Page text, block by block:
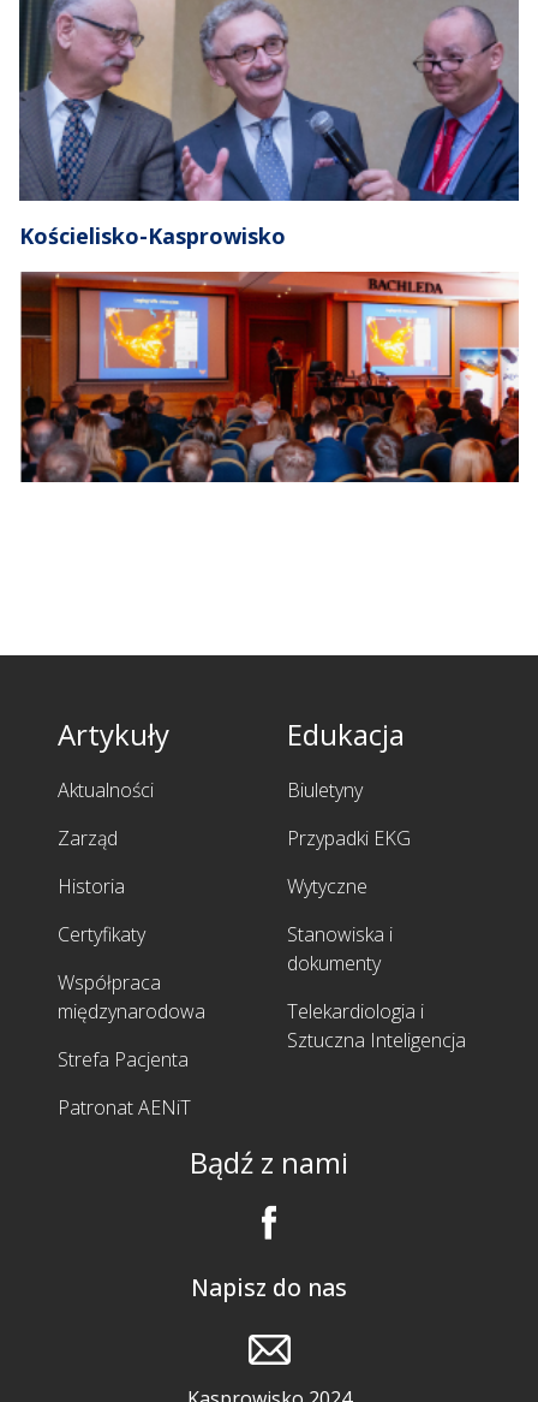
Kościelisko-Kasprowisko
Artykuły
Aktualności
Zarząd
Historia
Certyfikaty
Współpraca
międzynarodowa
Strefa Pacjenta
Patronat AENiT
Edukacja
Biuletyny
Przypadki EKG
Wytyczne
Stanowiska i
dokumenty
Telekardiologia i
Sztuczna Inteligencja
Bądź z nami
Napisz do nas